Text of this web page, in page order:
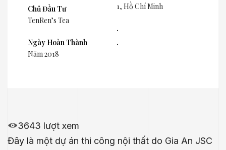
Chủ Đầu Tư
TenRen’s Tea
Ngày Hoàn Thành
Năm 2018
1, Hồ Chí Minh
.
.
3643 lượt xem
Đây là một dự án thi công nội thất do Gia An JSC